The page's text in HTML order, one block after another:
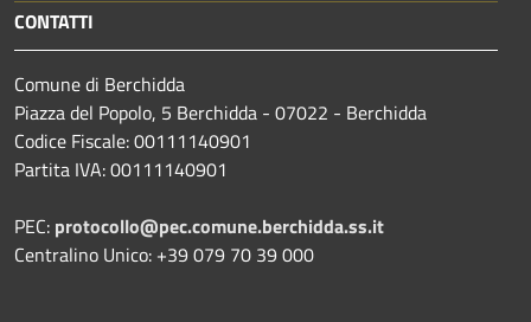
CONTATTI
Comune di Berchidda
Piazza del Popolo, 5 Berchidda - 07022 - Berchidda
Codice Fiscale: 00111140901
Partita IVA: 00111140901
PEC: protocollo@pec.comune.berchidda.ss.it
Centralino Unico: +39 079 70 39 000